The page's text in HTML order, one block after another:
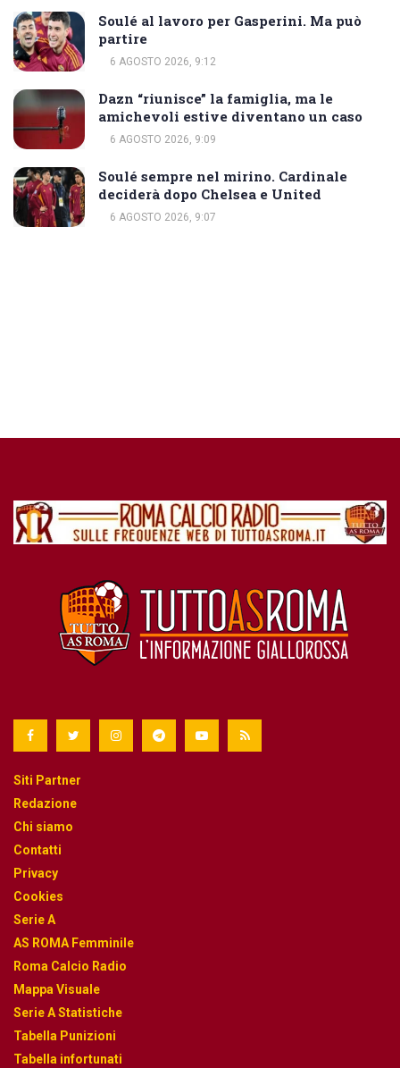
Soulé al lavoro per Gasperini. Ma può
partire
6 AGOSTO 2026, 9:12
Dazn “riunisce” la famiglia, ma le
amichevoli estive diventano un caso
6 AGOSTO 2026, 9:09
Soulé sempre nel mirino. Cardinale
deciderà dopo Chelsea e United
6 AGOSTO 2026, 9:07
Siti Partner
Redazione
Chi siamo
Contatti
Privacy
Cookies
Serie A
AS ROMA Femminile
Roma Calcio Radio
Mappa Visuale
Serie A Statistiche
Tabella Punizioni
Tabella infortunati